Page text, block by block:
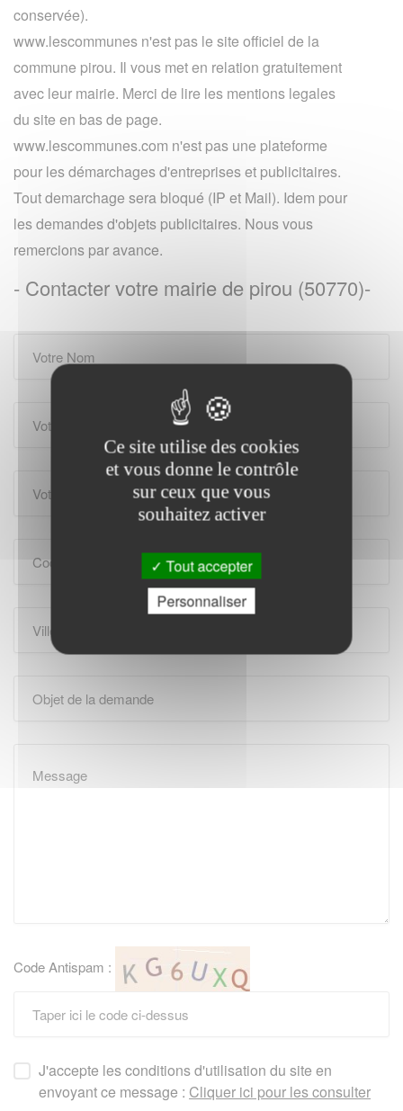
conservée).
www.lescommunes n'est pas le site officiel de la
commune pirou. Il vous met en relation gratuitement
avec leur mairie. Merci de lire les mentions legales
du site en bas de page.
www.lescommunes.com n'est pas une plateforme
pour les démarchages d'entreprises et publicitaires.
Tout demarchage sera bloqué (IP et Mail). Idem pour
les demandes d'objets publicitaires. Nous vous
remercions par avance.
- Contacter votre mairie de pirou (50770)-
Code Antispam :
J'accepte les conditions d'utilisation du site en
envoyant ce message : Cliquer ici pour les consulter
Ce site utilise des cookies
et vous donne le contrôle
sur ceux que vous
souhaitez activer
Tout accepter
Personnaliser